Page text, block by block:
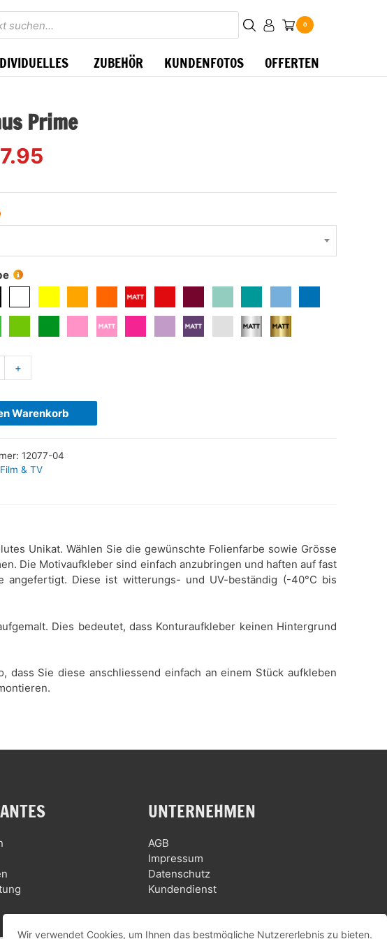
0
ZUBEHÖR KUNDENFOTOS OFFERTEN
Prime
7.95
+
Warenkorb
12077-04
Film & TV
Unikat. Wählen Sie die gewünschte Folienfarbe sowie Grösse
Die Motivaufkleber sind einfach anzubringen und haften auf fast
angefertigt. Diese ist witterungs- und UV-beständig (-40°C bis
Dies bedeutet, dass Konturaufkleber keinen Hintergrund
Sie diese anschliessend einfach an einem Stück aufkleben
UNTERNEHMEN
AGB
Impressum
Datenschutz
Kundendienst
Wir verwendet Cookies, um Ihnen das bestmögliche Nutzererlebnis zu bieten.